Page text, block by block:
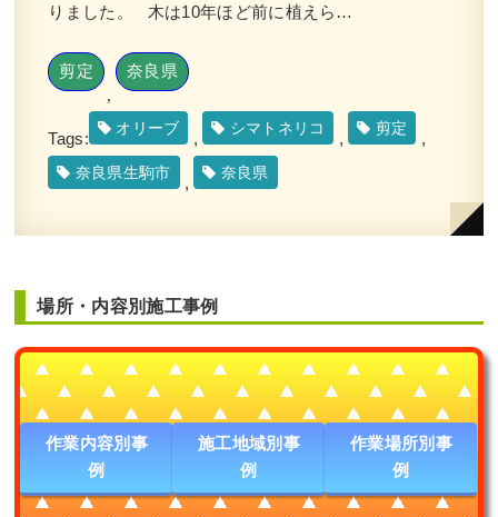
りました。 木は10年ほど前に植えら…
剪定
,
奈良県
Tags:
オリーブ
,
シマトネリコ
,
剪定
,
奈良県生駒市
,
奈良県
場所・内容別施工事例
作業内容別事
例
施工地域別事
例
作業場所別事
例